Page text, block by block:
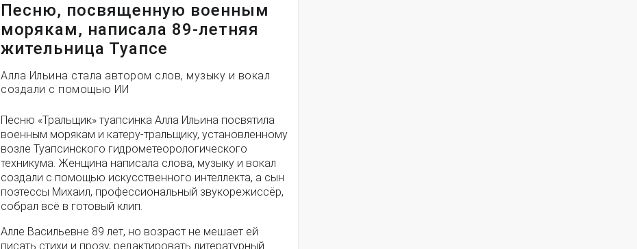
Песню, посвященную военным
морякам, написала 89-летняя
жительница Туапсе
Алла Ильина стала автором слов, музыку и вокал
создали с помощью ИИ
Песню «Тральщик» туапсинка Алла Ильина посвятила
военным морякам и катеру-тральщику, установленному
возле Туапсинского гидрометеорологического
техникума. Женщина написала слова, музыку и вокал
создали с помощью искусственного интеллекта, а сын
поэтессы Михаил, профессиональный звукорежиссёр,
собрал всё в готовый клип.
Алле Васильевне 89 лет, но возраст не мешает ей
писать стихи и прозу, редактировать литературный